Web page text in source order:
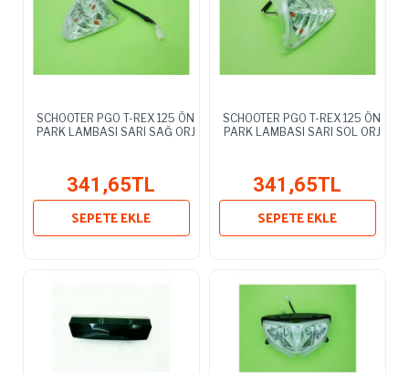
SCHOOTER PGO T-REX 125 ÖN
PARK LAMBASI SARI SAĞ ORJ
341,65TL
SEPETE EKLE
SCHOOTER PGO T-REX 125 ÖN
PARK LAMBASI SARI SOL ORJ
341,65TL
SEPETE EKLE